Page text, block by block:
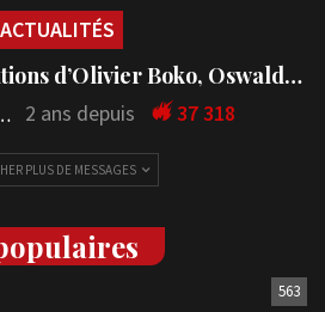
ACTUALITÉS
d’Olivier Boko, Oswald…
2 ans depuis 37 318
PLUS DE MESSAGES
563